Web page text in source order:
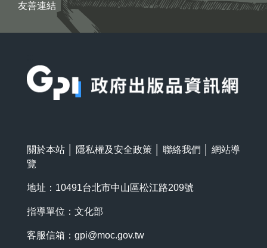
友善連結
關於本站 隱私權及安全政策 聯絡我們
網站導
覽
地址：10491台北市中山區松江路209號
指導單位：文化部
客服信箱： gpi@moc.gov.tw